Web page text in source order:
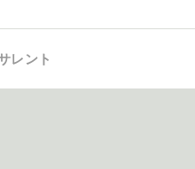
レント